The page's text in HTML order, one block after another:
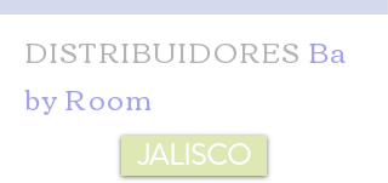
DISTRIBUIDORES Ba
by Room
JALISCO